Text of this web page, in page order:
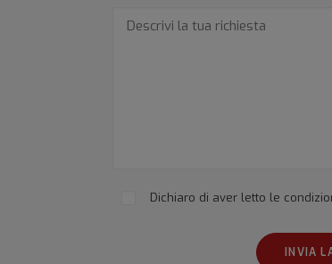
Dichiaro di aver letto le